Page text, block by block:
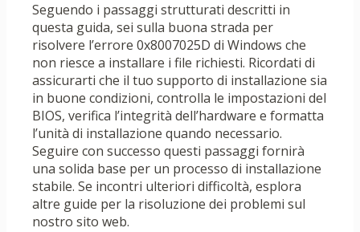
Seguendo i passaggi strutturati descritti in
questa guida, sei sulla buona strada per
risolvere l’errore 0x8007025D di Windows che
non riesce a installare i file richiesti. Ricordati di
assicurarti che il tuo supporto di installazione sia
in buone condizioni, controlla le impostazioni del
BIOS, verifica l’integrità dell’hardware e formatta
l’unità di installazione quando necessario.
Seguire con successo questi passaggi fornirà
una solida base per un processo di installazione
stabile. Se incontri ulteriori difficoltà, esplora
altre guide per la risoluzione dei problemi sul
nostro sito web.